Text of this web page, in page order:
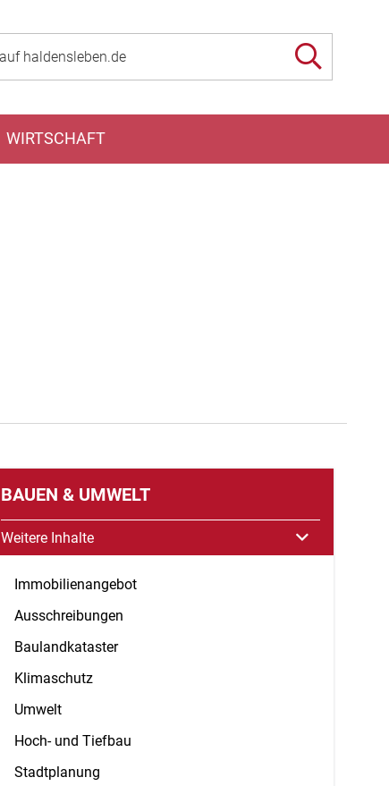
WIRTSCHAFT
BAUEN & UMWELT
Weitere Inhalte
Immobilienangebot
Ausschreibungen
Baulandkataster
Klimaschutz
Umwelt
Hoch- und Tiefbau
Stadtplanung